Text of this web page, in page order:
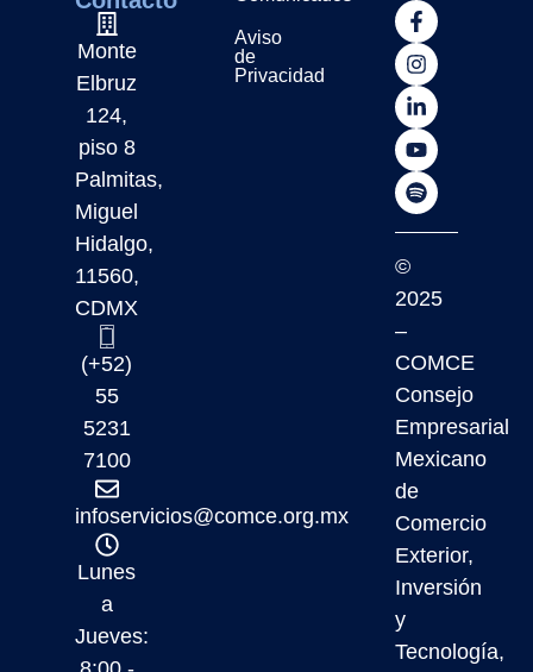
Monte
Elbruz
124,
piso 8
Palmitas,
Miguel
Hidalgo,
11560,
CDMX
(+52)
55
5231
7100
infoservicios@comce.org.mx
Lunes
a
Jueves:
Aviso
de
Privacidad
©
2025
–
COMCE
Consejo
Empresarial
Mexicano
de
Comercio
Exterior,
Inversión
y
Tecnología,